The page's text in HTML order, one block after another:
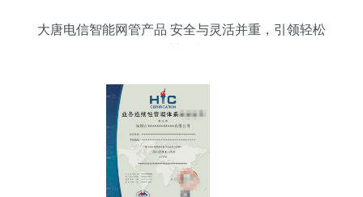
大唐电信智能网管产品 安全与灵活并重，引领轻松